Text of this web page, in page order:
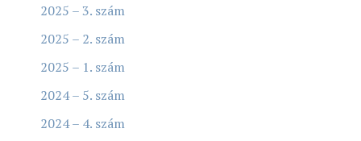
2025 – 3. szám
2025 – 2. szám
2025 – 1. szám
2024 – 5. szám
2024 – 4. szám